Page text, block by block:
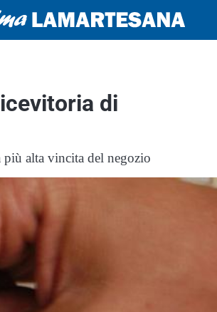
di
più alta vincita del negozio